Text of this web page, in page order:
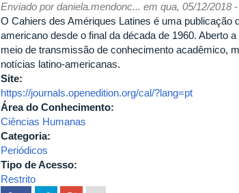
Enviado pordaniela.mendonc... em qua, 05/12/2018
O Cahiers des Amériques Latines é uma publicação
americano desde o final da década de 1960. Aberto
meio de transmissão de conhecimento acadêmico,
notícias latino-americanas.
Site:
https://journals.openedition.org/cal/?lang=pt
Área do Conhecimento:
Ciências Humanas
Categoria:
Periódicos
Tipo de Acesso:
Restrito